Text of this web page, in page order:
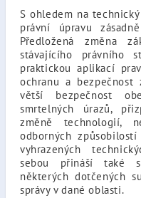
S ohledem na
právní úpravu
Předložená změna
stávajícího právního
praktickou aplikací
ochranu a
větší bezpečnost
smrtelných úrazů,
změně technologií,
odborných
vyhrazených
sebou přináší také
některých dotčených
správy v dané oblasti.